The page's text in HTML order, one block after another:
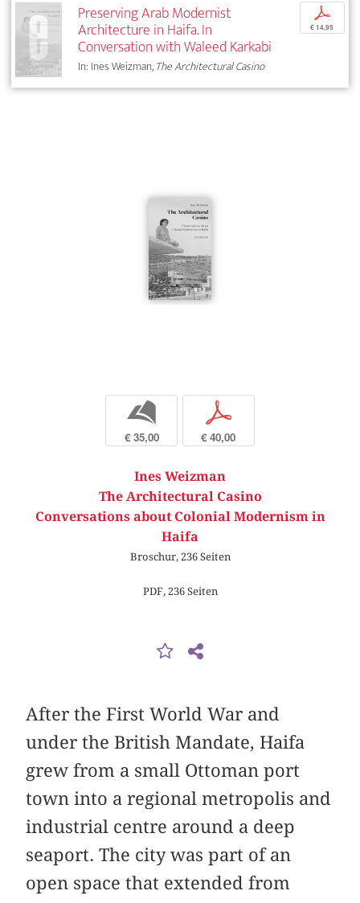
Preserving Arab Modernist
Architecture in Haifa. In
Conversation with Waleed Karkabi
In: Ines Weizman,The Architectural Casino
p
€ 14,95
b
€ 35,00
p
€ 40,00
Ines Weizman
The Architectural Casino
Conversations about Colonial Modernism in
Haifa
Broschur, 236 Seiten
PDF, 236 Seiten
After the First World War and
under the British Mandate, Haifa
grew from a small Ottoman port
town into a regional metropolis and
industrial centre around a deep
seaport. The city was part of an
open space that extended from